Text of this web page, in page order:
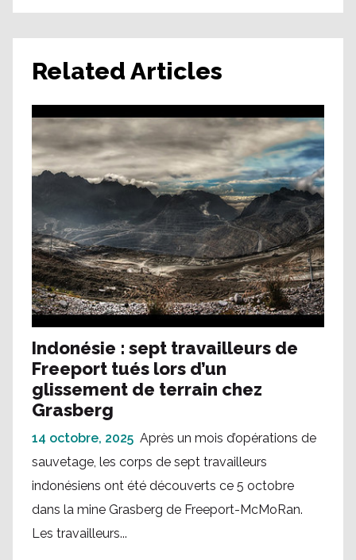
Related Articles
Indonésie : sept travailleurs de
Freeport tués lors d’un
glissement de terrain chez
Grasberg
14 octobre, 2025 Après un mois d’opérations de
sauvetage, les corps de sept travailleurs
indonésiens ont été découverts ce 5 octobre
dans la mine Grasberg de Freeport-McMoRan.
Les travailleurs...